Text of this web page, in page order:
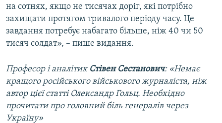
на сотнях, якщо не тисячах доріг, які потрібно
захищати протягом тривалого періоду часу. Це
завдання потребує набагато більше, ніж 40 чи 50
тисяч солдат», – пише видання.
Професор і аналітик Стівен Сестанович: «Немає
кращого російського військового журналіста, ніж
автор цієї статті Олександр Гольц. Необхідно
прочитати про головний біль генералів через
Україну»